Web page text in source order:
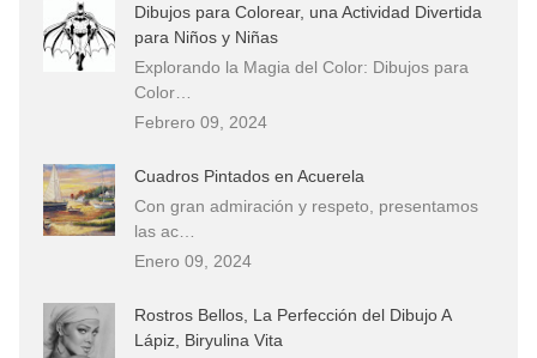
Dibujos para Colorear, una Actividad Divertida
para Niños y Niñas
Explorando la Magia del Color: Dibujos para
Color…
Febrero 09, 2024
Cuadros Pintados en Acuerela
Con gran admiración y respeto, presentamos
las ac…
Enero 09, 2024
Rostros Bellos, La Perfección del Dibujo A
Lápiz, Biryulina Vita